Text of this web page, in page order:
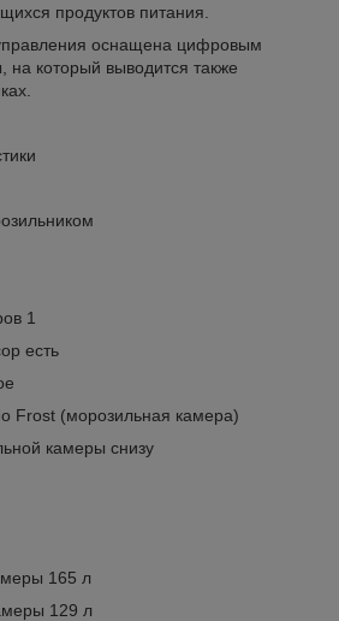
продуктов питания.
оснащена цифровым
на который выводится также
1
есть
Frost (морозильная камера)
камеры снизу
165 л
129 л